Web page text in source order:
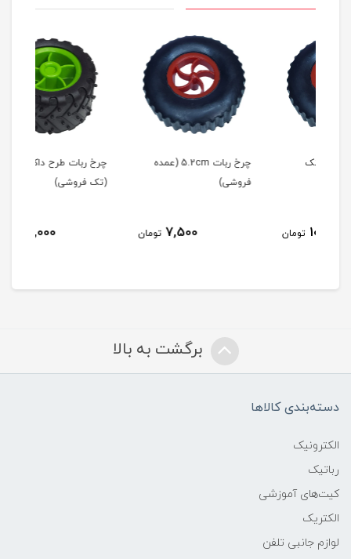
چرخ ربات 5.2cm (عمده
تومان
چرخ ربات طرح داکار 5.2cm
(تک فروشی)
تومان
برگشت به بالا
دسته‌بندی کالاها
الکترونیک
رباتیک
کیت‌های آموزشی
الکتریک
لوازم جانبی تلفن